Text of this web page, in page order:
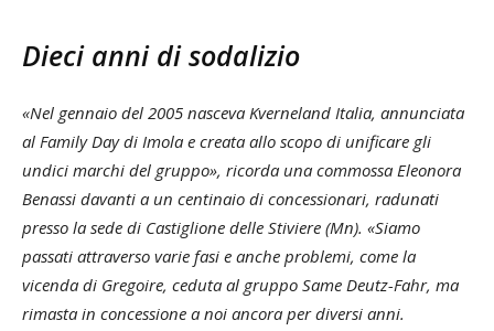
Dieci anni di sodalizio
«Nel gennaio del 2005 nasceva Kverneland Italia, annunciata
al Family Day di Imola e creata allo scopo di unificare gli
undici marchi del gruppo», ricorda una commossa Eleonora
Benassi davanti a un centinaio di concessionari, radunati
presso la sede di Castiglione delle Stiviere (Mn). «Siamo
passati attraverso varie fasi e anche problemi, come la
vicenda di Gregoire, ceduta al gruppo Same Deutz-Fahr, ma
rimasta in concessione a noi ancora per diversi anni.